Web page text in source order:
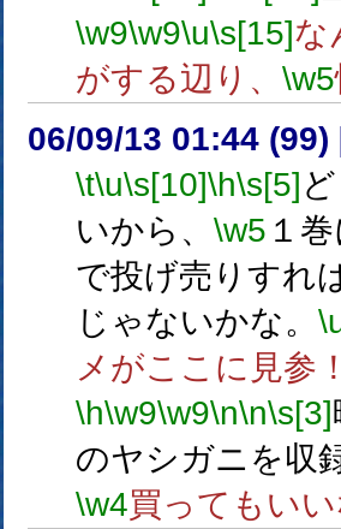
\w9\w9\u\s[15]な
がする辺り、 \w5
06/09/13 01:44 (99)
\t\u\s[10]\h\s[5]
いから、 \w5 １
で投げ売りすれ
じゃないかな。
メがここに見参
\h\w9\w9\n\n\s[3]
のヤシガニを収
\w4買ってもい